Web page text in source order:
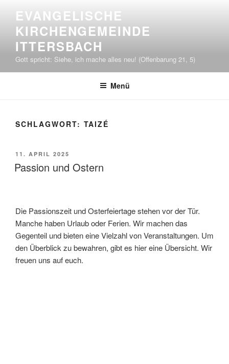
springen
EVANGELISCHE
KIRCHENGEMEINDE
ITTERSBACH
Gott spricht: Siehe, ich mache alles neu! (Offenbarung 21, 5)
Menü
SCHLAGWORT: TAIZÉ
VERÖFFENTLICHT
AM
11. APRIL 2025
Passion und Ostern
Die Passionszeit und Osterfeiertage stehen vor der Tür.
Manche haben Urlaub oder Ferien. Wir machen das
Gegenteil und bieten eine Vielzahl von Veranstaltungen. Um
den Überblick zu bewahren, gibt es hier eine Übersicht. Wir
freuen uns auf euch.